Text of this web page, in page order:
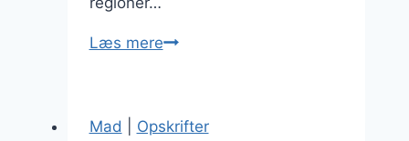
Læs merePassionsfruit
med
Mad Opskrifter